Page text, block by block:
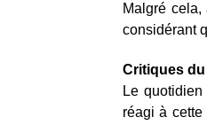
Malgré cela,
considérant
Critiques
Le
réagi à